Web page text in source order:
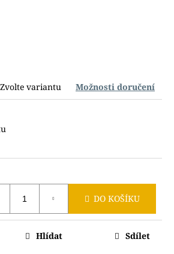
Zvolte variantu Možnosti doručení
DO KOŠÍKU
Hlídat Sdílet